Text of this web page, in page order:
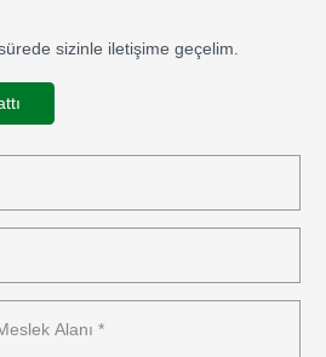
sizinle iletişime geçelim.